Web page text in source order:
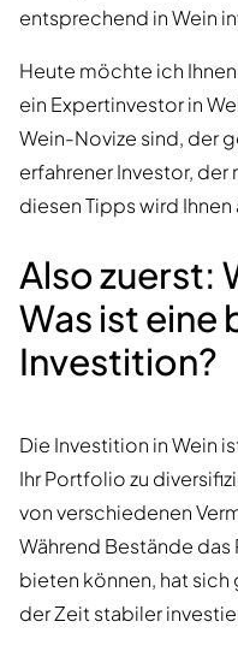
entsprechend in Wein
Heute möchte ich
ein Expertinvestor in
Wein-Novize sind, der
erfahrener Investor, der
diesen Tipps wird
Also zuerst:
Was ist eine
Investition?
Die Investition in Wein
Ihr Portfolio zu
von verschiedenen
Während Bestände das
bieten können, hat sich
der Zeit stabiler